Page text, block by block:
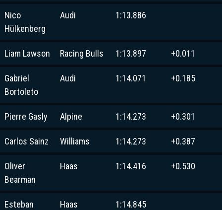
Nico
Hülkenberg
Audi 1:13.886
Liam Lawson Racing Bulls 1:13.897 +0.011
Gabriel
Bortoleto
Audi 1:14.071 +0.185
Pierre Gasly Alpine 1:14.273 +0.301
Carlos Sainz Williams 1:14.273 +0.387
Oliver
Bearman
Haas 1:14.416 +0.530
Esteban Haas 1:14.845